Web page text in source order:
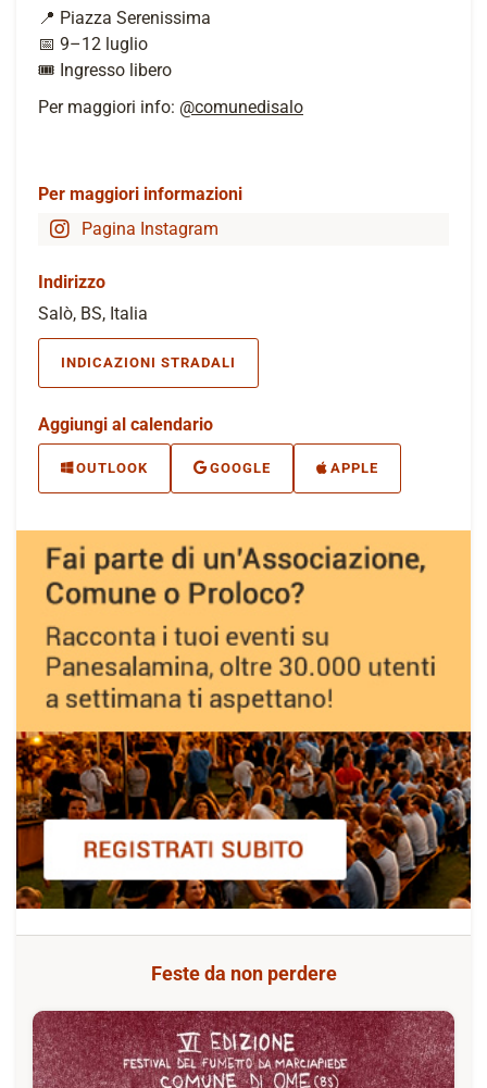
📍 Piazza Serenissima
📅 9–12 luglio
🎟️ Ingresso libero
Per maggiori info: @comunedisalo
Per maggiori informazioni
Pagina Instagram
Indirizzo
Salò, BS, Italia
INDICAZIONI STRADALI
Aggiungi al calendario
OUTLOOK GOOGLE APPLE
Feste da non perdere